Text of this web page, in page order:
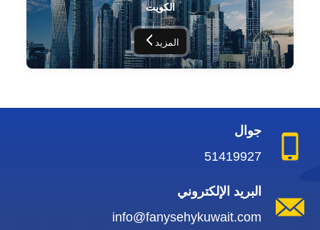
الكويت
المزيد
جوال
51419927
البريد الإلكتروني
info@fanysehykuwait.com